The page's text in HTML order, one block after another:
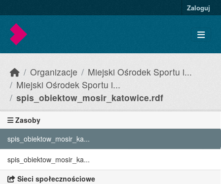
Zaloguj
Organizacje
Miejski Ośrodek Sportu i...
Miejski Ośrodek Sportu i...
spis_obiektow_mosir_katowice.rdf
Zasoby
spis_obiektow_mosir_ka...
spis_obiektow_mosir_ka...
Sieci społecznościowe